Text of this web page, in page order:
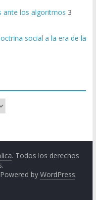
ante los algoritmos 3
social a la era de la
. Todos los derechos
byWordPress.